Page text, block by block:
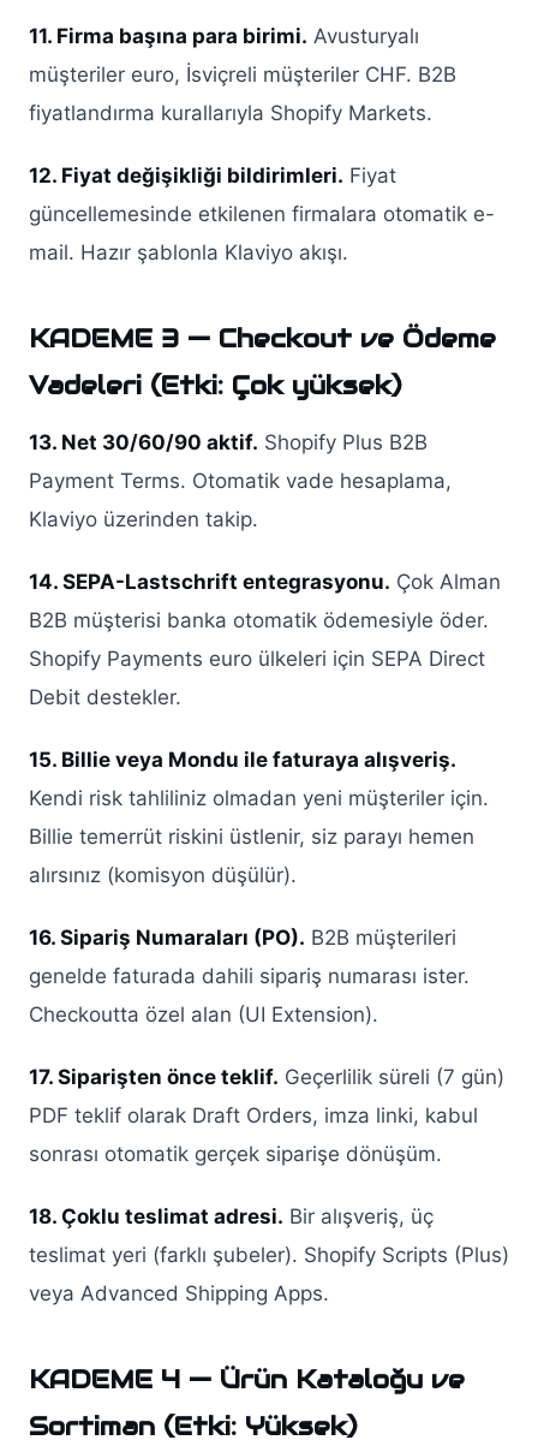
11. Firma başına para birimi. Avusturyalı
müşteriler euro, İsviçreli müşteriler CHF. B2B
fiyatlandırma kurallarıyla Shopify Markets.
12. Fiyat değişikliği bildirimleri. Fiyat
güncellemesinde etkilenen firmalara otomatik e-
mail. Hazır şablonla Klaviyo akışı.
KADEME 3 — Checkout ve Ödeme
Vadeleri (Etki: Çok yüksek)
13. Net 30/60/90 aktif. Shopify Plus B2B
Payment Terms. Otomatik vade hesaplama,
Klaviyo üzerinden takip.
14. SEPA-Lastschrift entegrasyonu. Çok Alman
B2B müşterisi banka otomatik ödemesiyle öder.
Shopify Payments euro ülkeleri için SEPA Direct
Debit destekler.
15. Billie veya Mondu ile faturaya alışveriş.
Kendi risk tahliliniz olmadan yeni müşteriler için.
Billie temerrüt riskini üstlenir, siz parayı hemen
alırsınız (komisyon düşülür).
16. Sipariş Numaraları (PO). B2B müşterileri
genelde faturada dahili sipariş numarası ister.
Checkoutta özel alan (UI Extension).
17. Siparişten önce teklif. Geçerlilik süreli (7 gün)
PDF teklif olarak Draft Orders, imza linki, kabul
sonrası otomatik gerçek siparişe dönüşüm.
18. Çoklu teslimat adresi. Bir alışveriş, üç
teslimat yeri (farklı şubeler). Shopify Scripts (Plus)
veya Advanced Shipping Apps.
KADEME 4 — Ürün Kataloğu ve
Sortiman (Etki: Yüksek)